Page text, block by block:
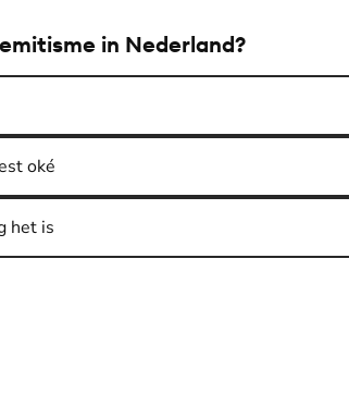
in Nederland?
oké
het is